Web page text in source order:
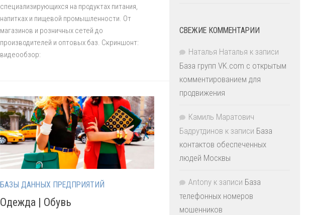
специализирующихся на продуктах питания,
напитках и пищевой промышленности. От
магазинов и розничных сетей до
производителей и оптовых баз. Скриншонт:
видеообзор:
БАЗЫ ДАННЫХ ПРЕДПРИЯТИЙ
Одежда | Обувь
СВЕЖИЕ КОММЕНТАРИИ
Наталья Наталья к записи
База групп VK.com с открытым
комментированием для
продвижения
Камиль Маратович
Бадрутдинов к записи База
контактов обеспеченных
людей Москвы
Antony к записи База
телефонных номеров
мошенников